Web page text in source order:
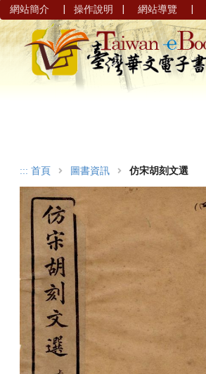
網站簡介 | 操作說明 | 網站導覽 |
::: 首頁 圖書資訊 仿宋胡刻文選